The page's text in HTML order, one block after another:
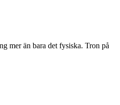
mer än bara det fysiska. Tron på